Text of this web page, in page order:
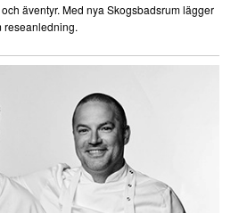
äventyr. Med nya Skogsbadsrum lägger
reseanledning.